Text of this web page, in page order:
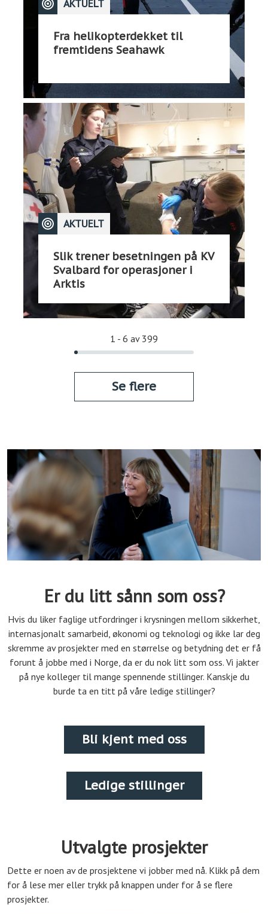
AKTUELT
Fra helikopterdekket til
fremtidens Seahawk
AKTUELT
Slik trener besetningen på KV
Svalbard for operasjoner i
Arktis
1 - 6 av 399
Se flere
Er du litt sånn som oss?
Hvis du liker faglige utfordringer i krysningen mellom sikkerhet,
internasjonalt samarbeid, økonomi og teknologi og ikke lar deg
skremme av prosjekter med en størrelse og betydning det er få
forunt å jobbe med i Norge, da er du nok litt som oss. Vi jakter
på nye kolleger til mange spennende stillinger. Kanskje du
burde ta en titt på våre ledige stillinger?
Bli kjent med oss
Ledige stillinger
Utvalgte prosjekter
Dette er noen av de prosjektene vi jobber med nå. Klikk på dem
for å lese mer eller trykk på knappen under for å se flere
prosjekter.